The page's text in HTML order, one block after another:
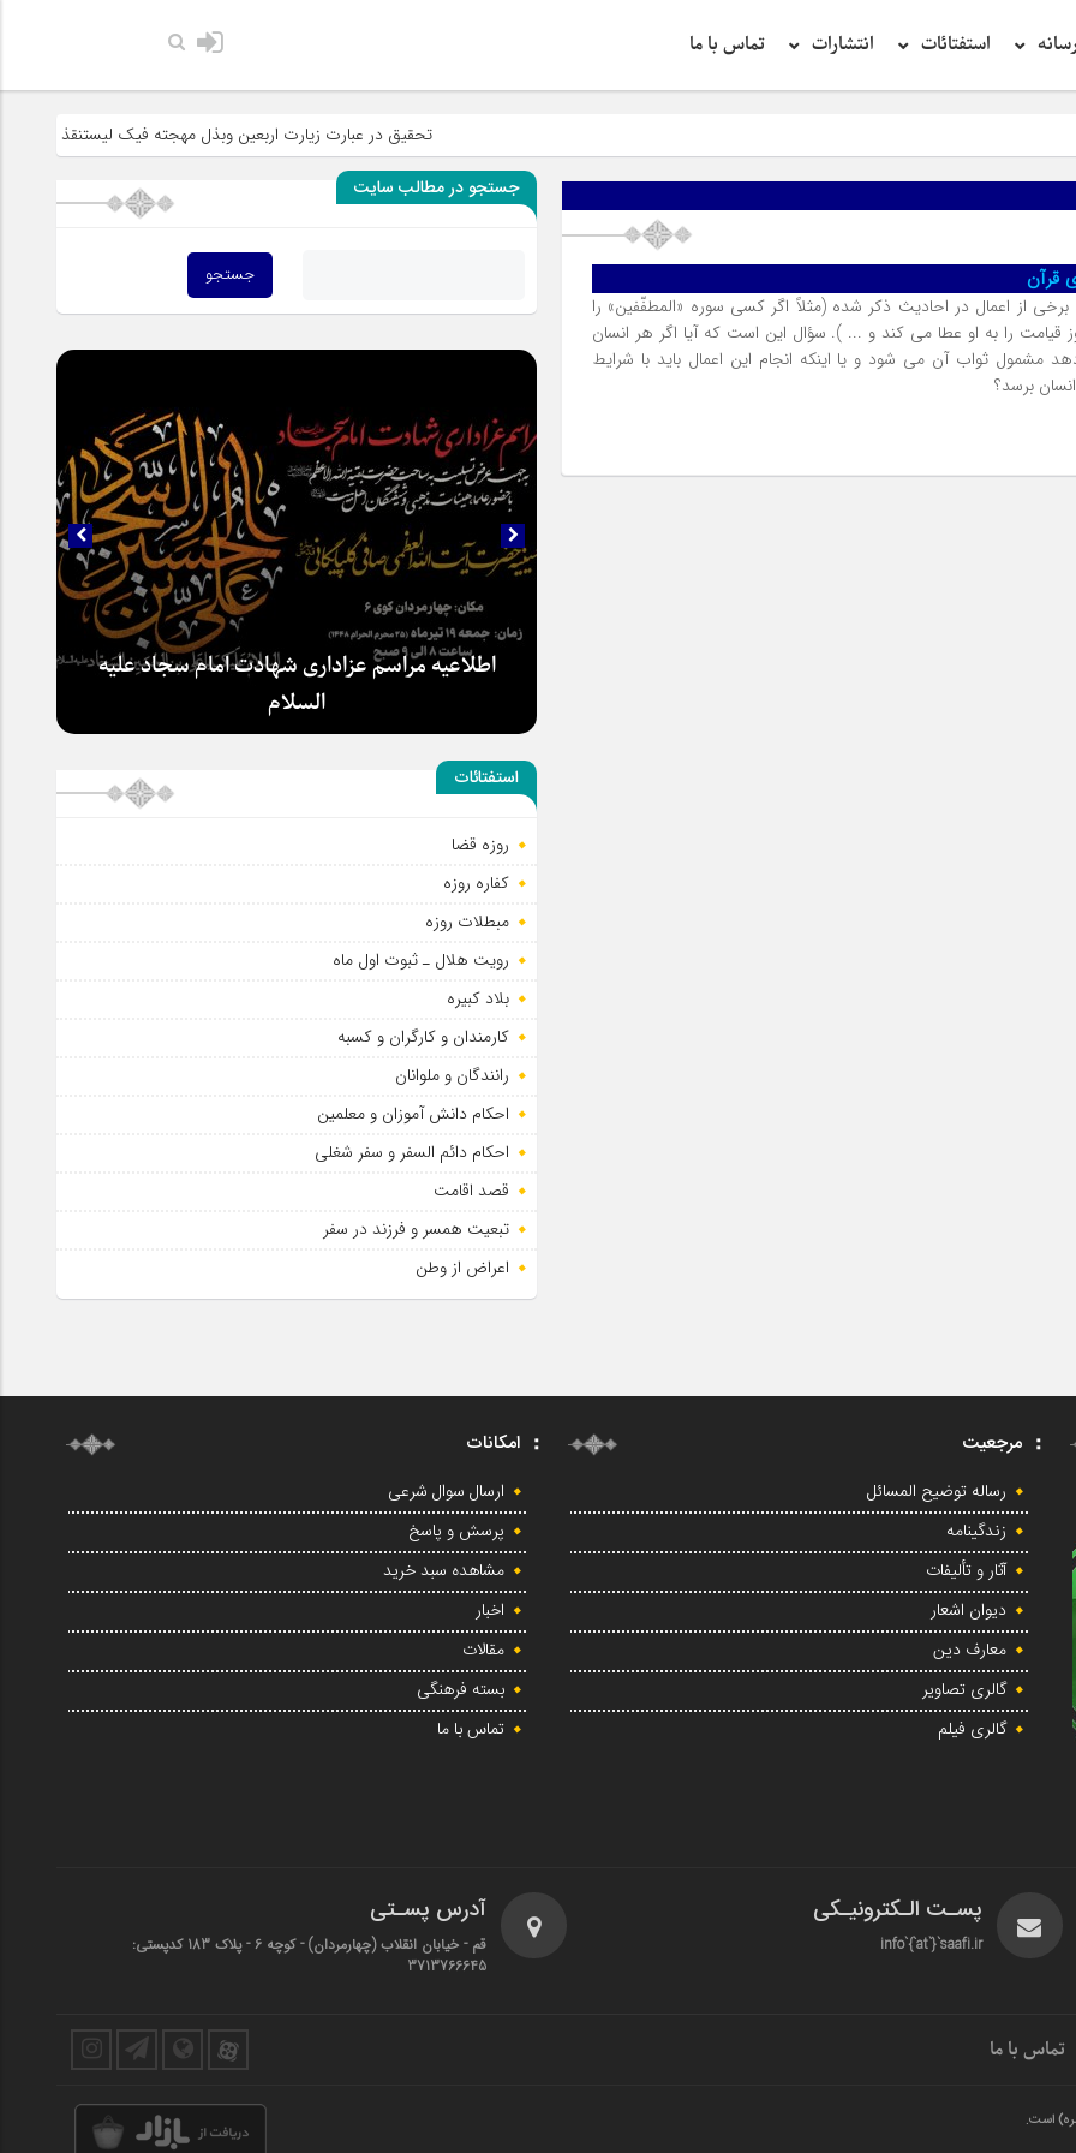
استفتائات انتشارات تماس با ما
تحقیق در عبارت زیارت اربعین وبذل مهجته فیک لیستنقذ عبادک من
قرآن
برخى از اعمال در احادیث ذکر شده (مثلاً اگر کسى سوره «المطفّفین» را
قیامت را به او عطا مى کند و ... ). سؤال این است که آیا اگر هر انسان
مشمول ثواب آن مى شود و یا اینکه انجام این اعمال باید با شرایط
برسد؟
جستجو در مطالب سایت
اطلاعیه مراسم عزاداری شهادت امام سجاد علیه
السلام
استفتائات
روزه قضا
کفاره روزه
مبطلات روزه
رویت هلال ـ ثبوت اول ماه
بلاد کبیره
کارمندان و کارگران و کسبه
رانندگان و ملوانان
احکام دانش آموزان و معلمین
احکام دائم السفر و سفر شغلی
قصد اقامت
تبعیت همسر و فرزند در سفر
اعراض از وطن
مرجعیت
رساله توضیح المسائل
زندگینامه
آثار و تألیفات
دیوان اشعار
معارف دین
گالری تصاویر
گالری فیلم
امکانات
ارسال سوال شرعی
پرسش و پاسخ
مشاهده سبد خرید
اخبار
مقالات
بسته فرهنگی
تماس با ما
پسـت الـکترونیـکی
info`{`at`}`saafi.ir
آدرس پسـتی
قم - خیابان انقلاب (چهارمردان)‌ - کوچه 6 - پلاک 183 کدپستی:
3713766645
تماس با ما
است.